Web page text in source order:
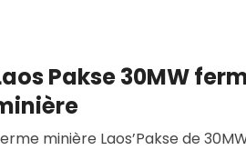
Pakse 30MW
minière Laos’Pakse de